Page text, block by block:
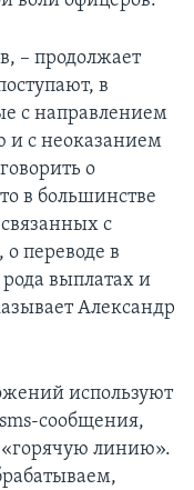
– продолжает
в
с направлением
и с неоказанием
о
в большинстве
с
переводе в
выплатах и
Александр
используют
сообщения,
«горячую линию».